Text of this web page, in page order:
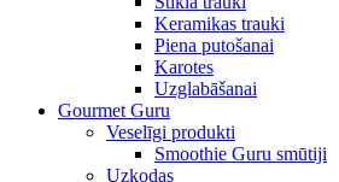
Keramikas trauki
Piena putošanai
Karotes
Uzglabāšanai
Gourmet Guru
Veselīgi produkti
Smoothie Guru smūtiji
Uzkodas